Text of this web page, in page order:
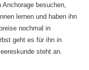
besuchen,
lernen und haben ihn
nochmal in
geht es für ihn in
steht an.